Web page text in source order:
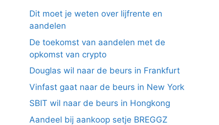
Dit moet je weten over lijfrente en
aandelen
De toekomst van aandelen met de
opkomst van crypto
Douglas wil naar de beurs in Frankfurt
Vinfast gaat naar de beurs in New York
SBIT wil naar de beurs in Hongkong
Aandeel bij aankoop setje BREGGZ